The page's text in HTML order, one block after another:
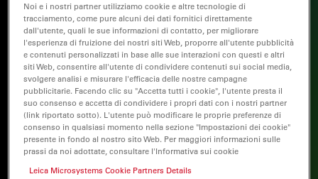
Noi e i nostri partner utilizziamo cookie e altre tecnologie di
tracciamento, come pure alcuni dei dati fornitici direttamente
dall'utente, quali le sue informazioni di contatto, per migliorare
l'esperienza di fruizione dei nostri siti Web, proporre all'utente pubblicità
e contenuti personalizzati in base alle sue interazioni con questi e altri
siti Web, consentire all'utente di condividere contenuti sui social media,
svolgere analisi e misurare l'efficacia delle nostre campagne
pubblicitarie. Facendo clic su "Accetta tutti i cookie", l'utente presta il
suo consenso e accetta di condividere i propri dati con i nostri partner
(link riportato sotto). L'utente può modificare le proprie preferenze di
consenso in qualsiasi momento nella sezione "Impostazioni dei cookie"
presente in fondo al nostro sito Web. Per maggiori informazioni sulle
prassi da noi adottate, consultare l'Informativa sui cookie
Leica Microsystems Cookie Partners Details